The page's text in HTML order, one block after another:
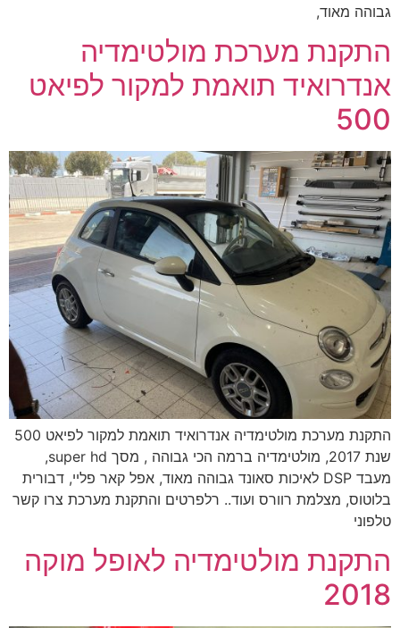
גבוהה מאוד,
התקנת מערכת מולטימדיה
אנדרואיד תואמת למקור לפיאט
500
התקנת מערכת מולטימדיה אנדרואיד תואמת למקור לפיאט 500
שנת 2017, מולטימדיה ברמה הכי גבוהה , מסך super hd,
מעבד DSP לאיכות סאונד גבוהה מאוד, אפל קאר פליי, דבורית
בלוטוס, מצלמת רוורס ועוד.. רלפרטים והתקנת מערכת צרו קשר
טלפוני
התקנת מולטימדיה לאופל מוקה
2018